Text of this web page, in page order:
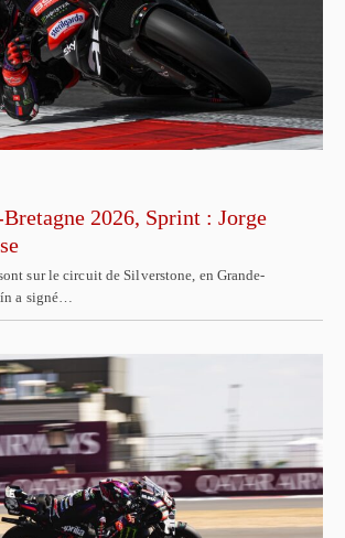
Bretagne 2026, Sprint : Jorge
sur le circuit de Silverstone, en Grande-
a signé…